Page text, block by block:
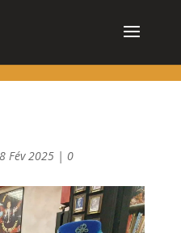
Fév 2025| 0